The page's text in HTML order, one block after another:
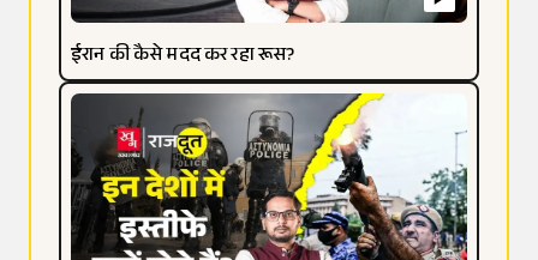
ईरान की कैसे मदद कर रहा रूस?